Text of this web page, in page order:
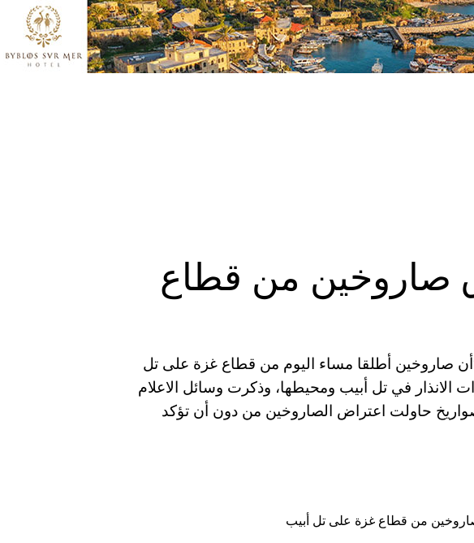
صاروخين من قطاع
صاروخين أطلقا مساء اليوم من قطاع غزة على تل
الانذار في تل أبيب ومحيطها، وذكرت وسائل الاعلام
حاولت اعتراض الصاروخين من دون أن تؤكد